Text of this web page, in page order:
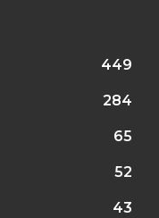
449
284
65
52
43